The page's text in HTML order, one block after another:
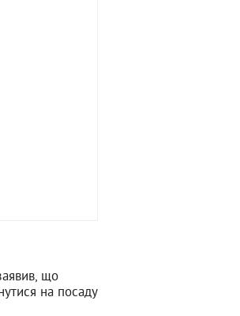
що
на посаду